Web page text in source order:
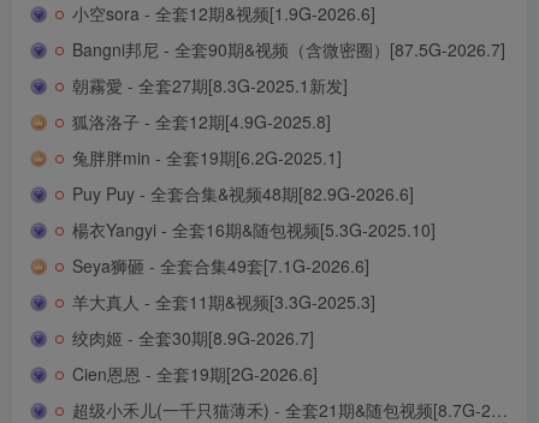
小空sora - 全套12期&视频[1.9G-2026.6]
Bangni邦尼 - 全套90期&视频（含微密圈）[87.5G-2026.7]
朝霧愛 - 全套27期[8.3G-2025.1新发]
狐洛洛子 - 全套12期[4.9G-2025.8]
兔胖胖min - 全套19期[6.2G-2025.1]
Puy Puy - 全套合集&视频48期[82.9G-2026.6]
楊衣Yangyi - 全套16期&随包视频[5.3G-2025.10]
Seya狮砸 - 全套合集49套[7.1G-2026.6]
羊大真人 - 全套11期&视频[3.3G-2025.3]
绞肉姬 - 全套30期[8.9G-2026.7]
Cien恩恩 - 全套19期[2G-2026.6]
超级小禾儿(一千只猫薄禾) - 全套21期&随包视频[8.7G-2026.6]